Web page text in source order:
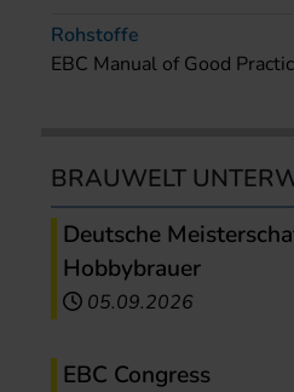
Rohstoffe
EBC Manual of Good
BRAUWELT
Deutsche
Hobbybrauer
05.09.2026
EBC Congress